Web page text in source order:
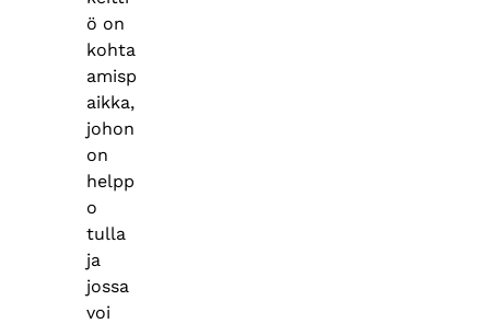
ö on
kohta
amisp
aikka,
johon
on
helpp
o
tulla
ja
jossa
voi